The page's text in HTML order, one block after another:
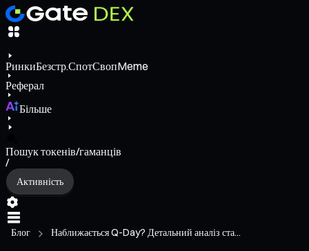
РинкиБезстр.СпотСвопMeme
Реферал
Більше
Пошук токенів/гаманців
/
Активність
Блог Наближається Q-Day? Детальний аналіз ста...